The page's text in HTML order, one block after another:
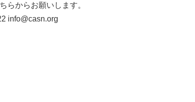
らからお願いします。
info@casn.org